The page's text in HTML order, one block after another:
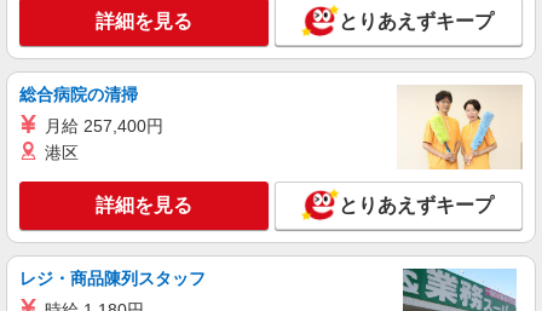
（規定あり） ゜+゜・。○。・゜+゜・。○。・゜
+゜ 入社祝い金10万円支給(規定有) お友達を紹介
頂くと, インセンティブ支給(規定有) ★月2回払
い・週払い可能（規程有）★ ゜・。○。・゜
愛知県刈谷市のY!mobileショップ
キープ 詳細を見る
紹介予定派遣
人気機種に詳しくなれる携帯販売【docomo】
時給1500円〜1700円（経験・能力による） ※
残業代支給 ★交通費全額支給 ゜+゜・。○。・゜
+゜・。○。・゜+゜ 入社祝い金10万円支給(規定
愛知県刈谷市の家電量販店
詳細を見る とりあえずキープ
総合病院の清掃
月給 257,400円
港区
詳細を見る とりあえずキープ
レジ・商品陳列スタッフ